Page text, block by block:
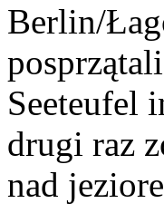
Berlin/
Seeteufel
drugi raz
nad